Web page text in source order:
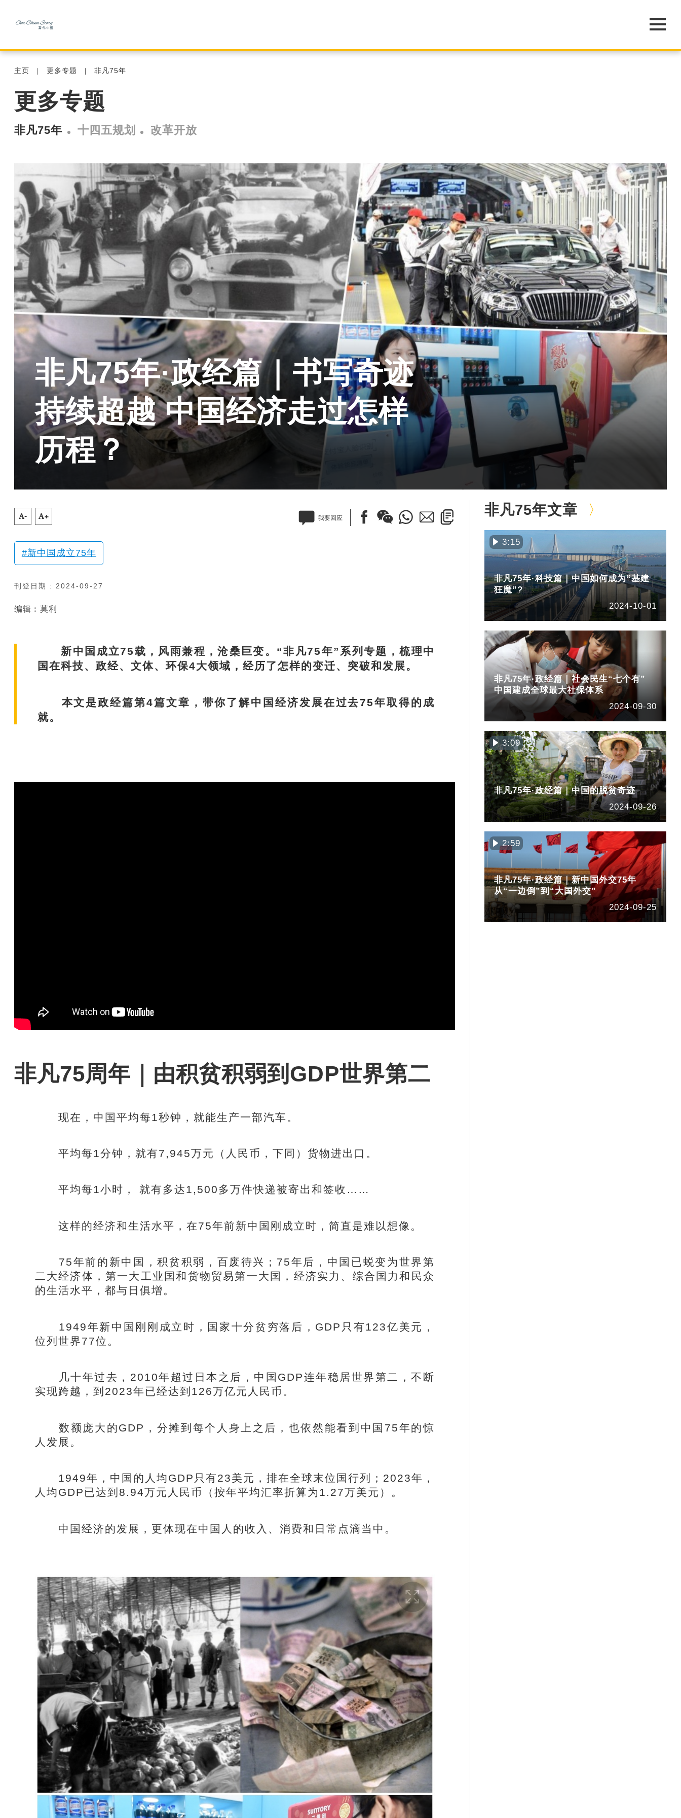
主页 更多专题 非凡75年
更多专题
非凡75年 十四五规划 改革开放
非凡75年·政经篇｜书写奇迹
持续超越 中国经济走过怎样
历程？
A- A+ 我要回应
新中国成立75年
刊登日期 : 2024-09-27
编辑︰莫利
新中国成立75载，风雨兼程，沧桑巨变。“非凡75年”系列专题，梳理中
国在科技、政经、文体、环保4大领域，经历了怎样的变迁、突破和发展。
本文是政经篇第4篇文章，带你了解中国经济发展在过去75年取得的成
就。
非凡75周年｜由积贫积弱到GDP世界第二
现在，中国平均每1秒钟，就能生产一部汽车。
平均每1分钟，就有7,945万元（人民币，下同）货物进出口。
平均每1小时， 就有多达1,500多万件快递被寄出和签收……
这样的经济和生活水平，在75年前新中国刚成立时，简直是难以想像。
75年前的新中国，积贫积弱，百废待兴；75年后，中国已蜕变为世界第
二大经济体，第一大工业国和货物贸易第一大国，经济实力、综合国力和民众
的生活水平，都与日俱增。
1949年新中国刚刚成立时，国家十分贫穷落后，GDP只有123亿美元，
位列世界77位。
几十年过去，2010年超过日本之后，中国GDP连年稳居世界第二，不断
实现跨越，到2023年已经达到126万亿元人民币。
数额庞大的GDP，分摊到每个人身上之后，也依然能看到中国75年的惊
人发展。
1949年，中国的人均GDP只有23美元，排在全球末位国行列；2023年，
人均GDP已达到8.94万元人民币（按年平均汇率折算为1.27万美元）。
中国经济的发展，更体现在中国人的收入、消费和日常点滴当中。
非凡75年文章
3:15
非凡75年·科技篇｜中国如何成为“基建
狂魔”?
2024-10-01
非凡75年·政经篇｜社会民生“七个有”
中国建成全球最大社保体系
2024-09-30
3:09
非凡75年·政经篇｜中国的脱贫奇迹
2024-09-26
2:59
非凡75年·政经篇｜新中国外交75年
从“一边倒”到“大国外交”
2024-09-25